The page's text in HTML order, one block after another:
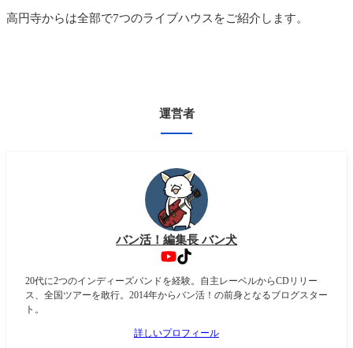
高円寺からは全部で7つのライブハウスをご紹介します。
運営者
バン活！編集長 バン犬
20代に2つのインディーズバンドを経験。自主レーベルからCDリリー
ス、全国ツアーを敢行。2014年からバン活！の前身となるブログスター
ト。
詳しいプロフィール